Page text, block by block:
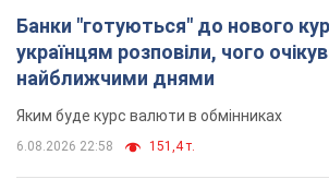
Банки "готуються" до нового
українцям розповіли, чого
найближчими днями
Яким буде курс валюти в обмінниках
6.08.2026 22:58 151,4 т.